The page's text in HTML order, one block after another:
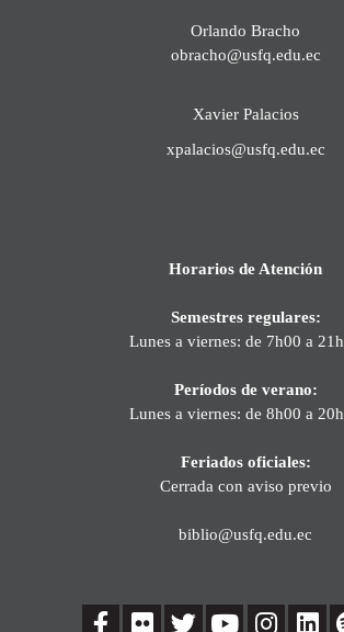
Orlando Bracho
obracho@usfq.edu.ec
Xavier Palacios
xpalacios@usfq.edu.ec
Horarios de Atención
Semestres regulares:
Lunes a viernes: de 7h00 a
Períodos de verano:
Lunes a viernes: de 8h00 a
Feriados oficiales:
Cerrada con aviso previo
biblio@usfq.edu.ec